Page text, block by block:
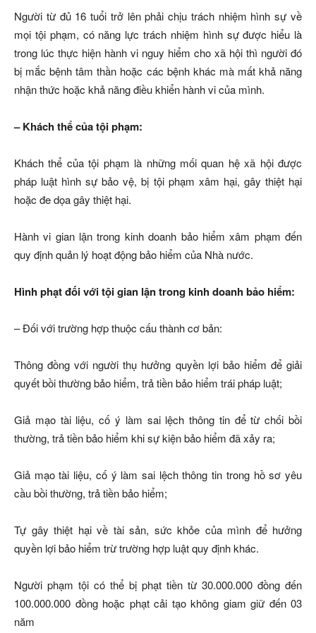
Người từ đủ 16 tuổi trở lên phải chịu trách nhiệm hình sự về
mọi tội phạm, có năng lực trách nhiệm hình sự được hiểu là
trong lúc thực hiện hành vi nguy hiểm cho xã hội thì người đó
bị mắc bệnh tâm thần hoặc các bệnh khác mà mất khả năng
nhận thức hoặc khả năng điều khiển hành vi của mình.
– Khách thể của tội phạm:
Khách thể của tội phạm là những mối quan hệ xã hội được
pháp luật hình sự bảo vệ, bị tội phạm xâm hại, gây thiệt hại
hoặc đe dọa gây thiệt hại.
Hành vi gian lận trong kinh doanh bảo hiểm xâm phạm đến
quy định quản lý hoạt động bảo hiểm của Nhà nước.
Hình phạt đối với tội gian lận trong kinh doanh bảo hiểm:
– Đối với trường hợp thuộc cấu thành cơ bản:
Thông đồng với người thụ hưởng quyền lợi bảo hiểm để giải
quyết bồi thường bảo hiểm, trả tiền bảo hiểm trái pháp luật;
Giả mạo tài liệu, cố ý làm sai lệch thông tin để từ chối bồi
thường, trả tiền bảo hiểm khi sự kiện bảo hiểm đã xảy ra;
Giả mạo tài liệu, cố ý làm sai lệch thông tin trong hồ sơ yêu
cầu bồi thường, trả tiền bảo hiểm;
Tự gây thiệt hại về tài sản, sức khỏe của mình để hưởng
quyền lợi bảo hiểm trừ trường hợp luật quy định khác.
Người phạm tội có thể bị phạt tiền từ 30.000.000 đồng đến
100.000.000 đồng hoặc phạt cải tạo không giam giữ đến 03
năm